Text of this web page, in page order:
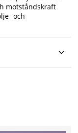
motståndskraft
och